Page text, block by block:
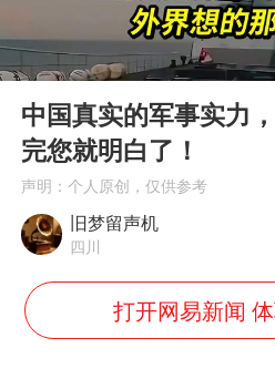
因凡蒂诺
《
普京宣布
Play
00:00
中国真实的军事实力
完您就明白了！
声明：个人原创，仅供参考
旧梦留声机
四川
打开网易新闻